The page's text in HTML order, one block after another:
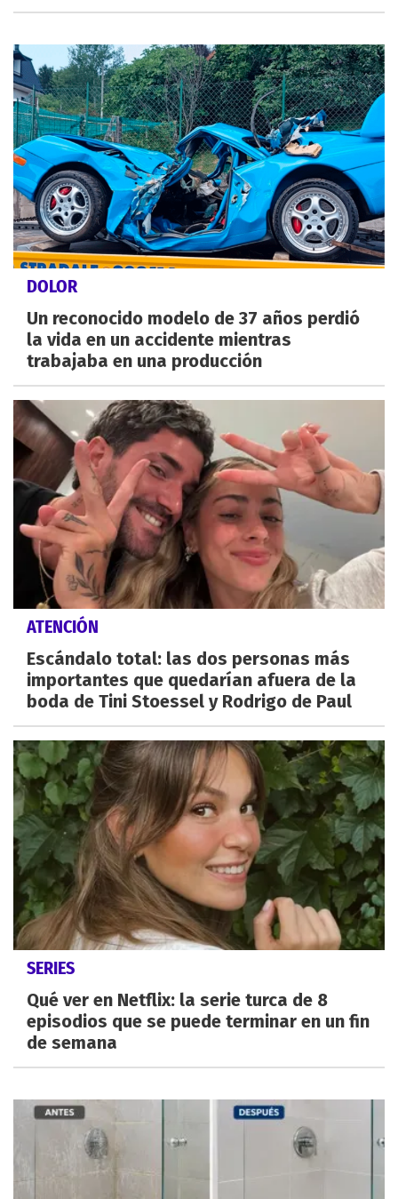
DOLOR
Un reconocido modelo de 37 años perdió
la vida en un accidente mientras
trabajaba en una producción
ATENCIÓN
Escándalo total: las dos personas más
importantes que quedarían afuera de la
boda de Tini Stoessel y Rodrigo de Paul
SERIES
Qué ver en Netflix: la serie turca de 8
episodios que se puede terminar en un fin
de semana